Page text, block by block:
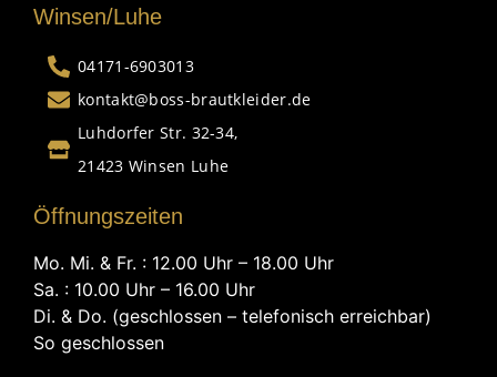
Winsen/Luhe
04171-6903013
kontakt@boss-brautkleider.de
Luhdorfer Str. 32-34,
21423 Winsen Luhe
Öffnungszeiten
Mo. Mi. & Fr. : 12.00 Uhr – 18.00 Uhr
Sa. : 10.00 Uhr – 16.00 Uhr
Di. & Do. (geschlossen – telefonisch erreichbar)
So geschlossen